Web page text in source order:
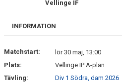
DOKUMENT
Vellinge IF
INFORMATION
Matchstart:
lör 30 maj, 13:00
Plats:
Vellinge IP A-plan
Tävling:
Div 1 Södra, dam 2026